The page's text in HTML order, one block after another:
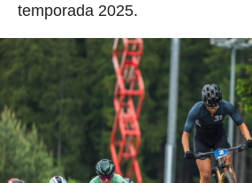
temporada 2025.